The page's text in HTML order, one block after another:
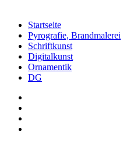
Startseite
Pyrografie, Brandmalerei
Schriftkunst
Digitalkunst
Ornamentik
DG